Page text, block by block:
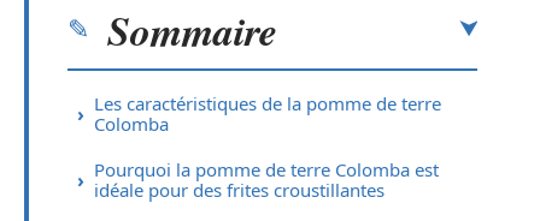
Sommaire
Les caractéristiques de la pomme de terre
Colomba
Pourquoi la pomme de terre Colomba est
idéale pour des frites croustillantes